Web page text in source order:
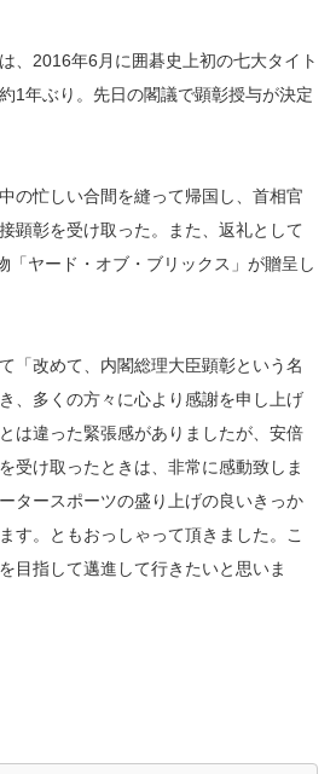
、2016年6月に囲碁史上初の七大タイト
1年ぶり。先日の閣議で顕彰授与が決定
の忙しい合間を縫って帰国し、首相官
顕彰を受け取った。また、返礼として
「ヤード・オブ・ブリックス」が贈呈し
「改めて、内閣総理大臣顕彰という名
、多くの方々に心より感謝を申し上げ
は違った緊張感がありましたが、安倍
受け取ったときは、非常に感動致しま
タースポーツの盛り上げの良いきっか
す。ともおっしゃって頂きました。こ
目指して邁進して行きたいと思いま